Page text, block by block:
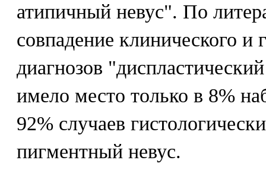
атипичный невус". По
совпадение клинического и
диагнозов
имело место только в 8%
92% случаев
пигментный невус.